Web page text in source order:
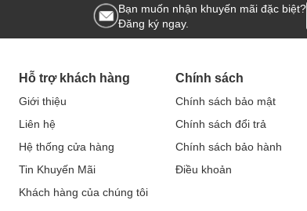
Bạn muốn nhận khuyến mãi đặc biệt?
Đăng ký ngay.
Hỗ trợ khách hàng
Giới thiệu
Liên hệ
Hệ thống cửa hàng
Tin Khuyến Mãi
Khách hàng của chúng tôi
Chính sách
Chính sách bảo mật
Chính sách đổi trả
Chính sách bảo hành
Điều khoản